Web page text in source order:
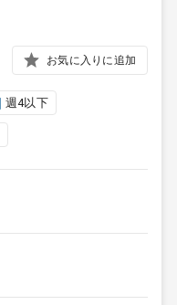
お気に入りに追加
週4以下